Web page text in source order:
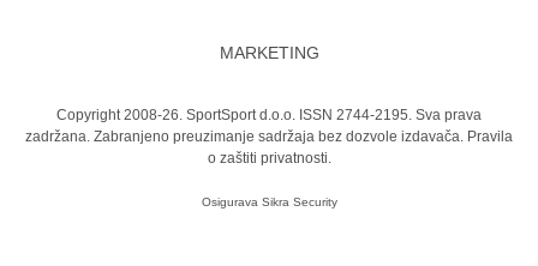
MARKETING
Copyright 2008-26. SportSport d.o.o. ISSN 2744-2195. Sva prava
zadržana. Zabranjeno preuzimanje sadržaja bez dozvole izdavača. Pravila
o zaštiti privatnosti.
Osigurava Sikra Security